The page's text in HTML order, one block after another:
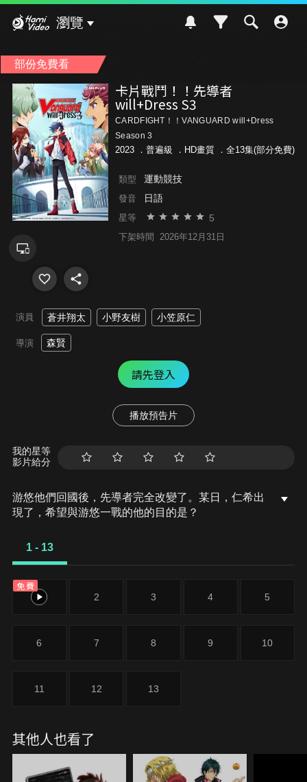
瀏覽
部份免費看
卡片戰鬥！！先導者
will+Dress S3
CARDFIGHT！！VANGUARD will+Dress
Season 3
2023 ． 普遍級 ．HD畫質 ．全13集(部分免費)
類型 運動競技
發音 日語
星等 5
下架時間 2026年12月31日
演員 蒼井翔太 小野友樹 小笠原仁
導演 森賢
請先登入
播放預告片
我的星等
影片給分
游悠他們回國後，先導者完全改變了。某日，仁希出
現了，希望與游悠一戰的他的目的是？
1 - 13
免費
1 2 3 4 5
6 7 8 9 10
11 12 13
其他人也看了